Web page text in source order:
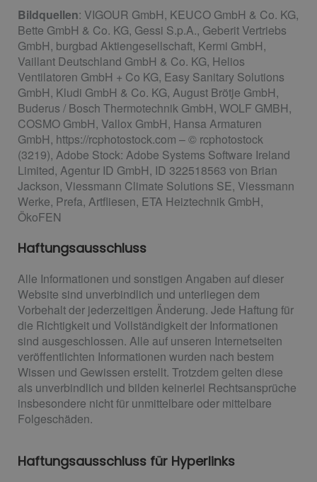
Bildquellen: VIGOUR GmbH, KEUCO GmbH & Co. KG,
Bette GmbH & Co. KG, Gessi S.p.A., Geberit Vertriebs
GmbH, burgbad Aktiengesellschaft, Kermi GmbH,
Vaillant Deutschland GmbH & Co. KG, Helios
Ventilatoren GmbH + Co KG, Easy Sanitary Solutions
GmbH, Kludi GmbH & Co. KG, August Brötje GmbH,
Buderus / Bosch Thermotechnik GmbH, WOLF GMBH,
COSMO GmbH, Vallox GmbH, Hansa Armaturen
GmbH, https://rcphotostock.com – © rcphotostock
(3219), Adobe Stock: Adobe Systems Software Ireland
Limited, Agentur ID GmbH, ID 322518563 von Brian
Jackson, Viessmann Climate Solutions SE, Viessmann
Werke, Prefa, Artfliesen, ETA Heiztechnik GmbH,
ÖkoFEN
Haftungsausschluss
Alle Informationen und sonstigen Angaben auf dieser
Website sind unverbindlich und unterliegen dem
Vorbehalt der jederzeitigen Änderung. Jede Haftung für
die Richtigkeit und Vollständigkeit der Informationen
sind ausgeschlossen. Alle auf unseren Internetseiten
veröffentlichten Informationen wurden nach bestem
Wissen und Gewissen erstellt. Trotzdem gelten diese
als unverbindlich und bilden keinerlei Rechtsansprüche
insbesondere nicht für unmittelbare oder mittelbare
Folgeschäden.
Haftungsausschluss für Hyperlinks